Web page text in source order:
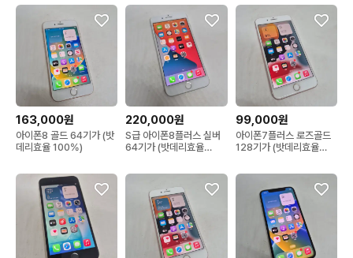
163,000원
아이폰8 골드 64기가 (밧
데리효율 100%)
220,000원
S급 아이폰8플러스 실버
64기가 (밧데리효율
99,000원
아이폰7플러스 로즈골드
128기가 (밧데리효율